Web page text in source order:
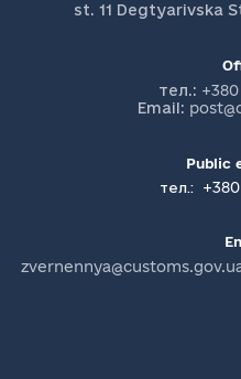
st. 11 Degtyarivska
тел.:
Email:
Public
тел.: